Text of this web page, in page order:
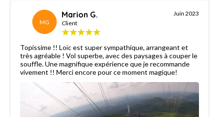
MG
Marion G.
Client
Juin 2023
Topissime !! Loïc est super sympathique, arrangeant et
très agréable ! Vol superbe, avec des paysages à couper le
souffle. Une magnifique expérience que je recommande
vivement !! Merci encore pour ce moment magique!